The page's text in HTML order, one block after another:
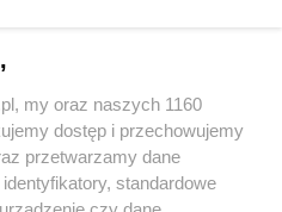
w Rudzie Śląskiej.
i Pub Druid zapraszają
my oraz naszych 1160
dostęp i przechowujemy
przetwarzamy dane
standardowe